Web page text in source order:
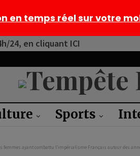
24, en cliquant ICI
Sports
femmes ayant combattu l’impérialisme Français autour des
en temps réel sur votre